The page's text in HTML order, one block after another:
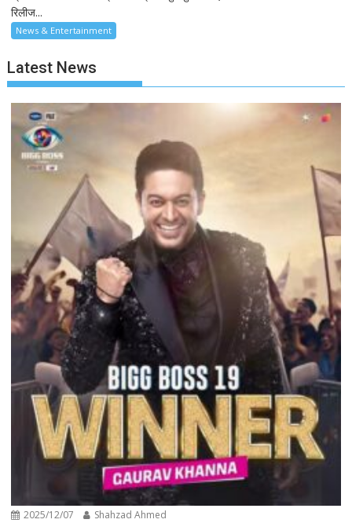
रिलीज...
News & Entertainment
Latest News
2025/12/07 Shahzad Ahmed